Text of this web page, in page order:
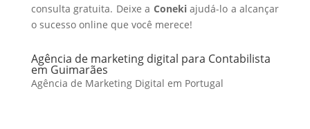
consulta gratuita. Deixe a Conekiajudá-lo a alcançar
o sucesso online que você merece!
Agência de marketing digital para Contabilista
em Guimarães
Agência de Marketing Digital em Portugal